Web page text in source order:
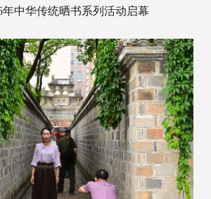
年中华传统晒书系列活动启幕